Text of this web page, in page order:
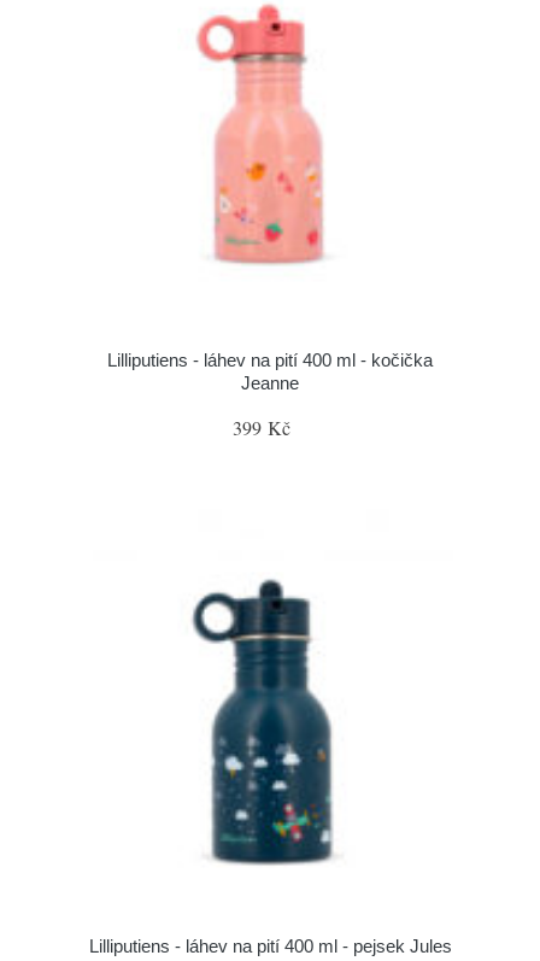
Lilliputiens - láhev na pití 400 ml - kočička
Jeanne
399 Kč
Lilliputiens - láhev na pití 400 ml - pejsek Jules